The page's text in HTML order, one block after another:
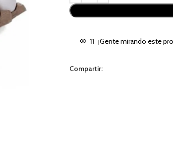
11 ¡Gente mirando este
Compartir: